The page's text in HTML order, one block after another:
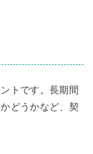
トです。長期間
どうかなど、契